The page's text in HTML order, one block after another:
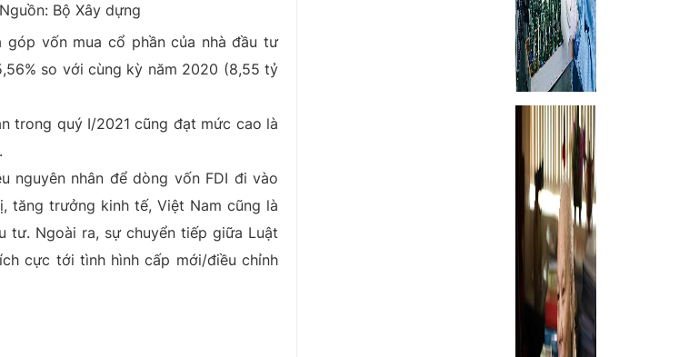
Bộ Xây dựng
vốn mua cổ phần của nhà đầu tư
so với cùng kỳ năm 2020 (8,55 tỷ
trong quý I/2021 cũng đạt mức cao là
nguyên nhân để dòng vốn FDI đi vào
tăng trưởng kinh tế, Việt Nam cũng là
Ngoài ra, sự chuyển tiếp giữa Luật
cực tới tình hình cấp mới/điều chỉnh